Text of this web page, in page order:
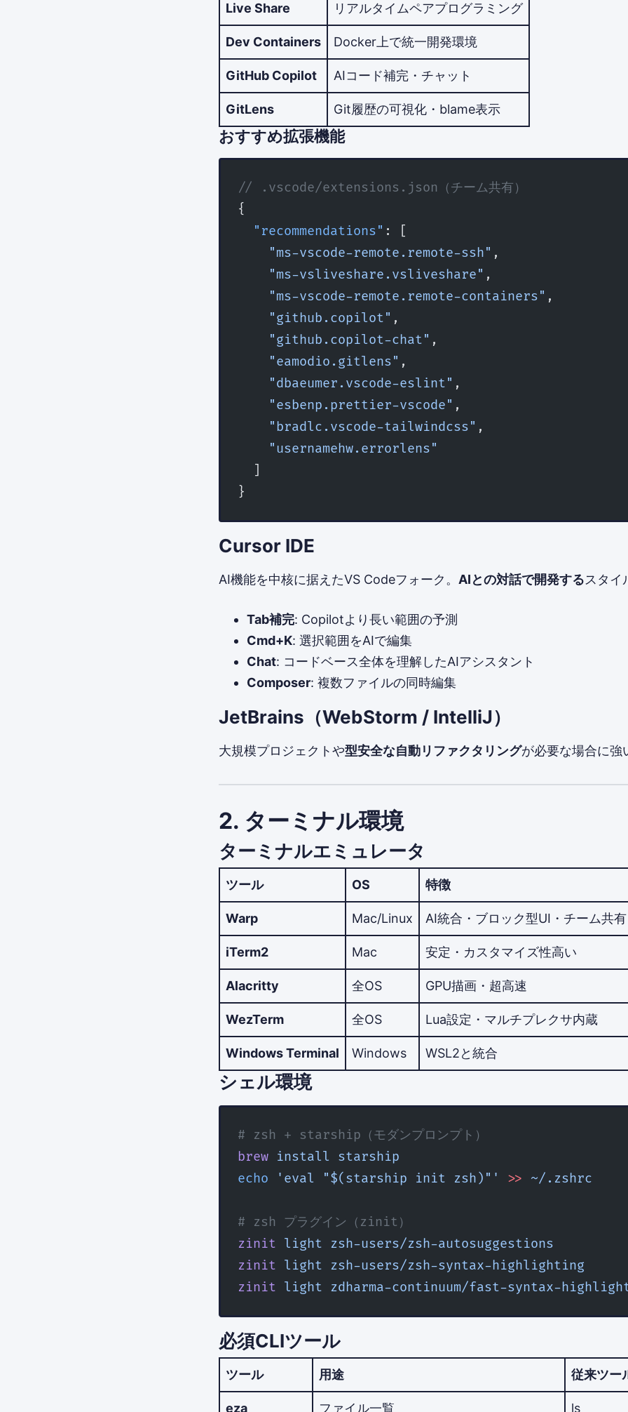
Live Share リアルタイムペアプログラミング
Dev Containers Docker上で統一開発環境
GitHub Copilot AIコード補完・チャット
GitLens Git履歴の可視化・blame表示
おすすめ拡張機能
// .vscode/extensions.json（チーム共有）
{
  "recommendations"
: [
    "ms-vscode-remote.remote-ssh"
,
    "ms-vsliveshare.vsliveshare"
,
    "ms-vscode-remote.remote-containers"
,
    "github.copilot"
,
    "github.copilot-chat"
,
    "eamodio.gitlens"
,
    "dbaeumer.vscode-eslint"
,
    "esbenp.prettier-vscode"
,
    "bradlc.vscode-tailwindcss"
,
    "usernamehw.errorlens"
  ]
}
Cursor IDE
AI機能を中核に据えたVS Codeフォーク。 AIとの対話で開発するスタイ
Tab補完: Copilotより長い範囲の予測
Cmd+K: 選択範囲をAIで編集
Chat: コードベース全体を理解したAIアシスタント
Composer: 複数ファイルの同時編集
JetBrains（WebStorm / IntelliJ）
大規模プロジェクトや型安全な自動リファクタリングが必要な場合に強
2. ターミナル環境
ターミナルエミュレータ
ツール OS 特徴
Warp Mac/Linux AI統合・ブロック型UI・チーム共有
iTerm2 Mac 安定・カスタマイズ性高い
Alacritty 全OS GPU描画・超高速
WezTerm 全OS Lua設定・マルチプレクサ内蔵
Windows Terminal Windows WSL2と統合
シェル環境
# zsh + starship（モダンプロンプト）
brew install starship
echo 'eval "$(starship init zsh)"' >> ~/.zshrc
# zsh プラグイン（zinit）
zinit light zsh-users/zsh-autosuggestions
zinit light zsh-users/zsh-syntax-highlighting
zinit light zdharma-continuum/fast-syntax-
必須CLIツール
ツール 用途 従来ツー
eza ファイル一覧 ls